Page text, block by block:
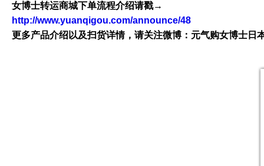
女博士转运商城下单流程介绍请戳→
http://www.yuanqigou.com/announce/48
更多产品介绍以及扫货详情，请关注微博：元气购女博士日